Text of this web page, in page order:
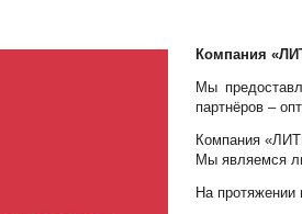
Компания
Мы
партнёров –
Компания
Мы являемся
На протяжении